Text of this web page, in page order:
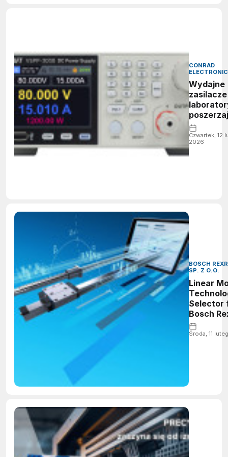
CONRAD
ELECTRONIC
Wydajne
zasilacze
portfolio
Voltcraft
Czwartek, 12
2026
BOSCH
SP. Z O.O.
Linear
Selector
Bosch
-
celu z
Środa, 11